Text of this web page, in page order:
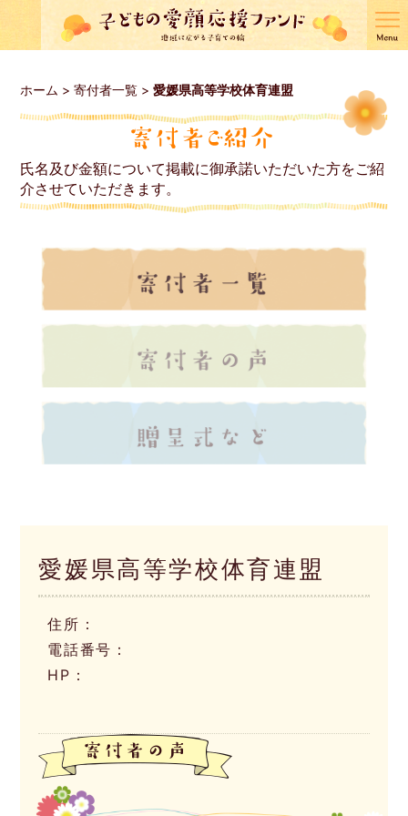
ホーム >寄付者一覧 >愛媛県高等学校体育連盟
氏名及び金額について掲載に御承諾いただいた方をご紹
介させていただきます。
愛媛県高等学校体育連盟
住所：
電話番号：
HP：